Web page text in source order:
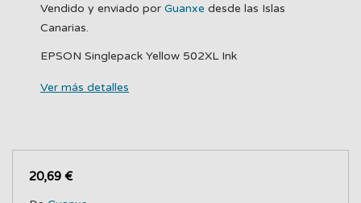
Vendido y enviado por Guanxe desde las Islas
Canarias.
EPSON Singlepack Yellow 502XL Ink
Ver más detalles
20,69 €